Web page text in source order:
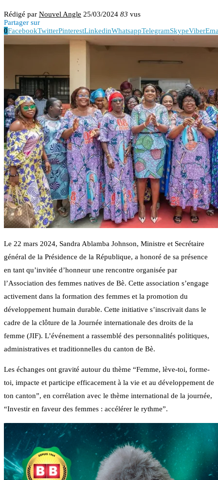
Rédigé par Nouvel Angle 25/03/2024 83 vus
Partager sur
0FacebookTwitterPinterestLinkedinWhatsappTelegramSkypeViber
Le 22 mars 2024, Sandra Ablamba Johnson, Ministre et Secrétaire
général de la Présidence de la République, a honoré de sa présence
en tant qu’invitée d’honneur une rencontre organisée par
l’Association des femmes natives de Bè. Cette association s’engage
activement dans la formation des femmes et la promotion du
développement humain durable. Cette initiative s’inscrivait dans le
cadre de la clôture de la Journée internationale des droits de la
femme (JIF). L’événement a rassemblé des personnalités politiques,
administratives et traditionnelles du canton de Bè.
Les échanges ont gravité autour du thème “Femme, lève-toi, forme-
toi, impacte et participe efficacement à la vie et au développement de
ton canton”, en corrélation avec le thème international de la journée,
“Investir en faveur des femmes : accélérer le rythme”.